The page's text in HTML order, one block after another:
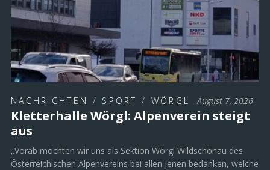
NACHRICHTEN / SPORT / WÖRGL August 7, 2026
Kletterhalle Wörgl: Alpenverein steigt
aus
„Vorab möchten wir uns als Sektion Wörgl Wildschönau des
Österreichischen Alpenvereins bei allen jenen bedanken, welche